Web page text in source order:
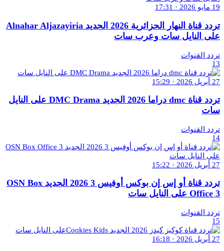
19 مايو 2026 · 17:31
تردد قناة النهار الجزائرية 2026 الجديد Alnahar Aljazayiria
على النايل سات وعرب سات
تردد القنوات
13
27 أبريل 2026 · 15:29
تردد قناة dmc دراما 2026 الجديد DMC Drama على النايل
سات
تردد القنوات
14
27 أبريل 2026 · 15:22
تردد قناة أو إس إن بوكس أوفيس 3 2026 الجديد OSN Box
Office 3 على النايل سات
تردد القنوات
15
27 أبريل 2026 · 16:18